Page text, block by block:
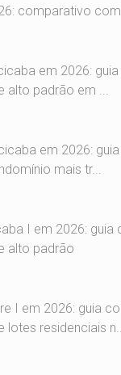
comparativo
em 2026:
alto padrão em ...
em 2026:
mais tr...
I em 2026:
alto padrão
I em 2026: guia
lotes residenciais